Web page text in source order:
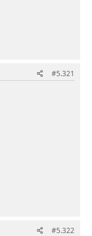
#5.321
#5.322